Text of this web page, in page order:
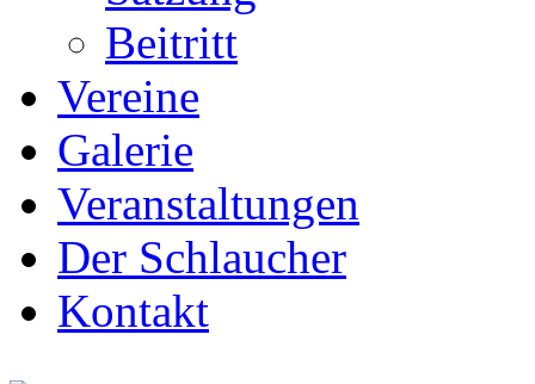
Beitritt
Vereine
Galerie
Veranstaltungen
Der Schlaucher
Kontakt